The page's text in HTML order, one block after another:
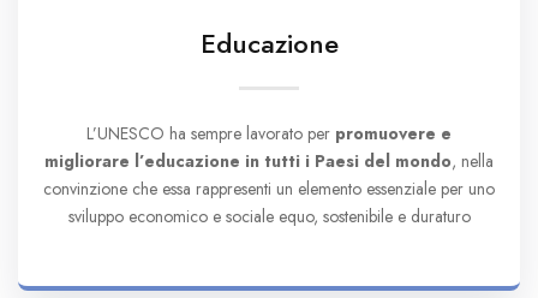
Educazione
L’UNESCO ha sempre lavorato per promuovere e
migliorare l’educazione in tutti i Paesi del mondo, nella
convinzione che essa rappresenti un elemento essenziale per uno
sviluppo economico e sociale equo, sostenibile e duraturo